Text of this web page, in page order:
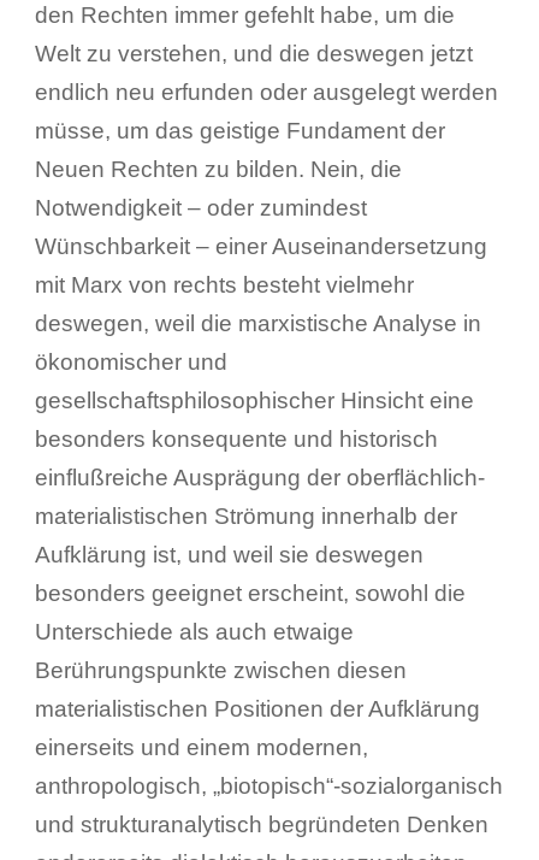
den Rechten immer gefehlt habe, um die
Welt zu verstehen, und die deswegen jetzt
endlich neu erfunden oder ausgelegt werden
müsse, um das geistige Fundament der
Neuen Rechten zu bilden. Nein, die
Notwendigkeit – oder zumindest
Wünschbarkeit – einer Auseinandersetzung
mit Marx von rechts besteht vielmehr
deswegen, weil die marxistische Analyse in
ökonomischer und
gesellschaftsphilosophischer Hinsicht eine
besonders konsequente und historisch
einflußreiche Ausprägung der oberflächlich-
materialistischen Strömung innerhalb der
Aufklärung ist, und weil sie deswegen
besonders geeignet erscheint, sowohl die
Unterschiede als auch etwaige
Berührungspunkte zwischen diesen
materialistischen Positionen der Aufklärung
einerseits und einem modernen,
anthropologisch, „biotopisch“-sozialorganisch
und strukturanalytisch begründeten Denken